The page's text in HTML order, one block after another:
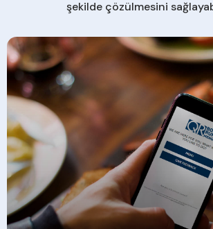
şekilde çözülmesini